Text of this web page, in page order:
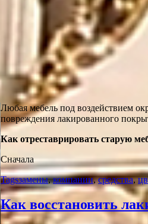
Любая мебель под воздействием
повреждения лакированного
Как отреставрировать старую
Сначала
Tagsзамены,компании,средства,
Как восстановить